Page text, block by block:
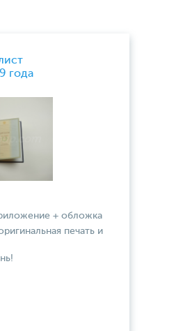
года
+ обложка
печать и